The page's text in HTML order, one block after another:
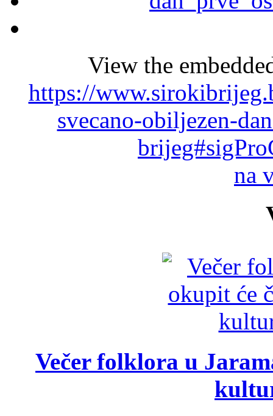
View the
https://
svecano-obiljezen-
na
Večer folklora u